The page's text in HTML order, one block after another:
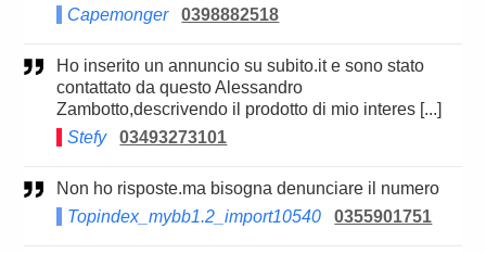
Capemonger
0398882518
Ho inserito un annuncio su subito.it e sono stato
contattato da questo Alessandro
Zambotto,descrivendo il prodotto di mio interes [...]
Stefy
03493273101
Non ho risposte.ma bisogna denunciare il numero
Topindex_mybb1.2_import10540
0355901751